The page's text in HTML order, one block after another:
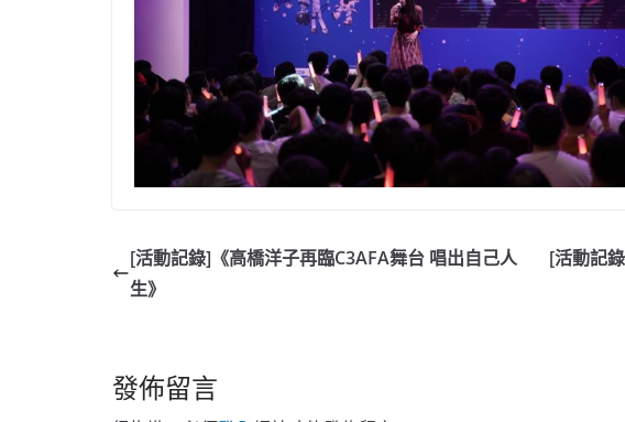
[活動記錄]《高橋洋子再臨C3AFA舞台 唱出自己人
生》
[活動記
發佈留言